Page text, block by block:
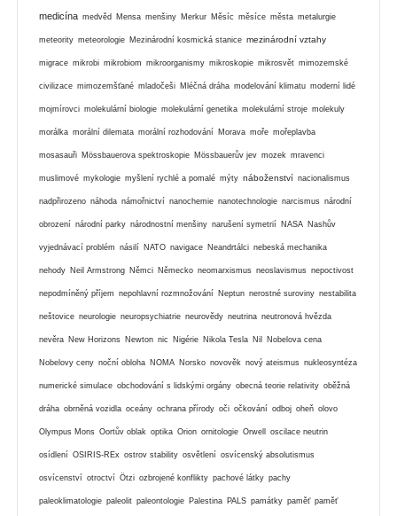
medicína medvěd Mensa menšiny Merkur Měsíc měsíce města metalurgie
meteority meteorologie Mezinárodní kosmická stanice mezinárodní vztahy
migrace mikrobi mikrobiom mikroorganismy mikroskopie mikrosvět mimozemské
civilizace mimozemšťané mladočeši Mléčná dráha modelování klimatu moderní lidé
mojmírovci molekulární biologie molekulární genetika molekulární stroje molekuly
morálka morální dilemata morální rozhodování Morava moře mořeplavba
mosasauři Mössbauerova spektroskopie Mössbauerův jev mozek mravenci
muslimové mykologie myšlení rychlé a pomalé mýty náboženství nacionalismus
nadpřirozeno náhoda námořnictví nanochemie nanotechnologie narcismus národní
obrození národní parky národnostní menšiny narušení symetrií NASA Nashův
vyjednávací problém násilí NATO navigace Neandrtálci nebeská mechanika
nehody Neil Armstrong Němci Německo neomarxismus neoslavismus nepoctivost
nepodmíněný příjem nepohlavní rozmnožování Neptun nerostné suroviny nestabilita
neštovice neurologie neuropsychiatrie neurovědy neutrina neutronová hvězda
nevěra New Horizons Newton nic Nigérie Nikola Tesla Nil Nobelova cena
Nobelovy ceny noční obloha NOMA Norsko novověk nový ateismus nukleosyntéza
numerické simulace obchodování s lidskými orgány obecná teorie relativity oběžná
dráha obrněná vozidla oceány ochrana přírody oči očkování odboj oheň olovo
Olympus Mons Oortův oblak optika Orion ornitologie Orwell oscilace neutrin
osídlení OSIRIS-REx ostrov stability osvětlení osvícenský absolutismus
osvícenství otroctví Ötzi ozbrojené konflikty pachové látky pachy
paleoklimatologie paleolit paleontologie Palestina PALS památky paměť paměť